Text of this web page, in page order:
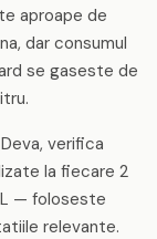
aproape de
dar consumul
se gaseste de
verifica
la fiecare 2
— foloseste
relevante.